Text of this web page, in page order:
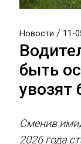
Новости / 11-
быть
увозят
Сменив
2026 года